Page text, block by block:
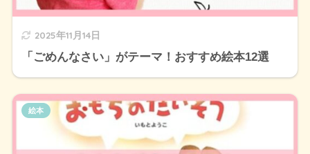
2025年11月14日
「ごめんなさい」がテーマ！おすすめ絵本12選
絵本